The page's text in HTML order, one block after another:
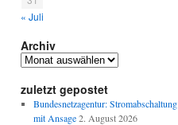
« Juli
Archiv
Archiv
zuletzt gepostet
Bundesnetzagentur: Stromabschaltung
mit Ansage 2. August 2026